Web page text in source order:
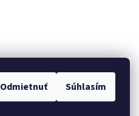
Odmietnuť Súhlasím